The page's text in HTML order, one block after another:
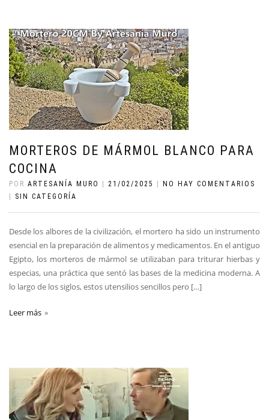
MORTEROS DE MÁRMOL BLANCO PARA
COCINA
POR ARTESANÍA MURO 21/02/2025
NO HAY COMENTARIOS
SIN CATEGORÍA
Desde los albores de la civilización, el mortero ha sido un instrumento
esencial en la preparación de alimentos y medicamentos. En el antiguo
Egipto, los morteros de mármol se utilizaban para triturar hierbas y
especias, una práctica que sentó las bases de la medicina moderna. A
lo largo de los siglos, estos utensilios sencillos pero […]
Leer más